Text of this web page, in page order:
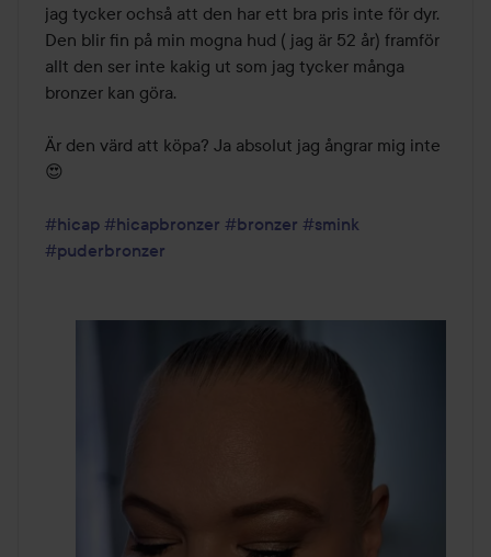
jag tycker ochså att den har ett bra pris inte för dyr.
Den blir fin på min mogna hud ( jag är 52 år) framför
allt den ser inte kakig ut som jag tycker många
bronzer kan göra.
Är den värd att köpa? Ja absolut jag ångrar mig inte
😍
#hicap #hicapbronzer #bronzer #smink
#puderbronzer